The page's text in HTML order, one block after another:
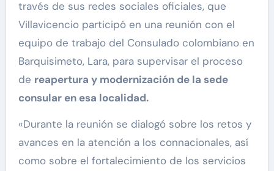
través de sus redes sociales oficiales, que
Villavicencio participó en una reunión con el
equipo de trabajo del Consulado colombiano en
Barquisimeto, Lara, para supervisar el proceso
de reapertura y modernización de la sede
consular en esa localidad.
«Durante la reunión se dialogó sobre los retos y
avances en la atención a los connacionales, así
como sobre el fortalecimiento de los servicios